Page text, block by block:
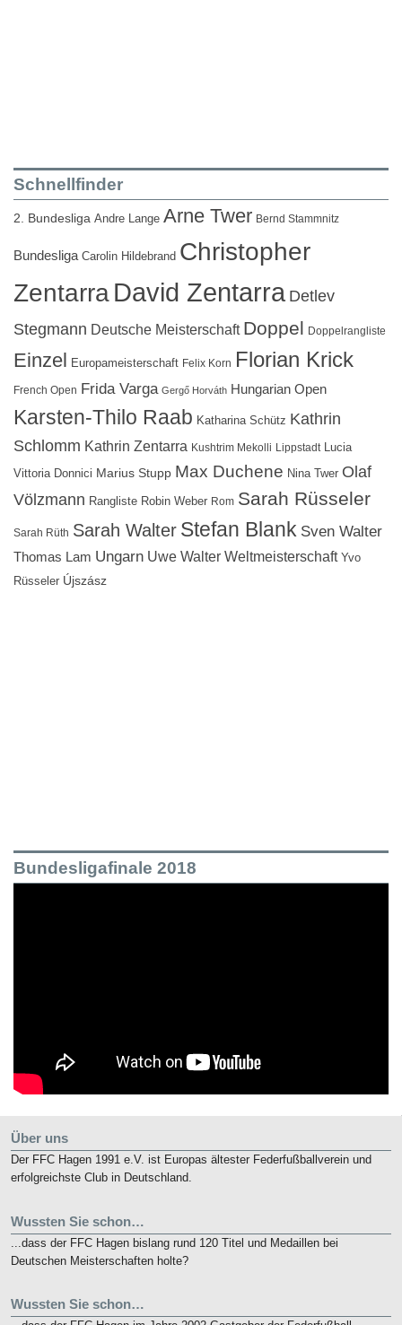
Schnellfinder
2. Bundesliga Andre Lange Arne Twer Bernd Stammnitz
Bundesliga Carolin Hildebrand Christopher
ZentarraDavid Zentarra Detlev
Stegmann Deutsche Meisterschaft Doppel Doppelrangliste
Einzel Europameisterschaft Felix Korn Florian Krick
French Open Frida Varga Gergő Horváth Hungarian Open
Karsten-Thilo Raab Katharina Schütz Kathrin
Schlomm Kathrin Zentarra Kushtrim Mekolli Lippstadt Lucia
Vittoria Donnici Marius Stupp Max Duchene Nina Twer Olaf
Völzmann Rangliste Robin Weber Rom Sarah Rüsseler
Sarah Rüth Sarah Walter Stefan Blank Sven Walter
Thomas Lam Ungarn Uwe Walter Weltmeisterschaft Yvo
Rüsseler Újszász
Bundesligafinale 2018
Über uns
Der FFC Hagen 1991 e.V. ist Europas ältester Federfußballverein und
erfolgreichste Club in Deutschland.
Wussten Sie schon…
...dass der FFC Hagen bislang rund 120 Titel und Medaillen bei
Deutschen Meisterschaften holte?
Wussten Sie schon…